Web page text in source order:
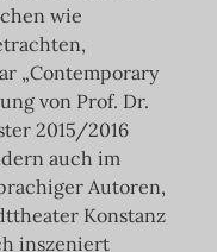
wie
„Contemporary
von Prof. Dr.
2015/2016
auch im
Autoren,
Konstanz
inszeniert